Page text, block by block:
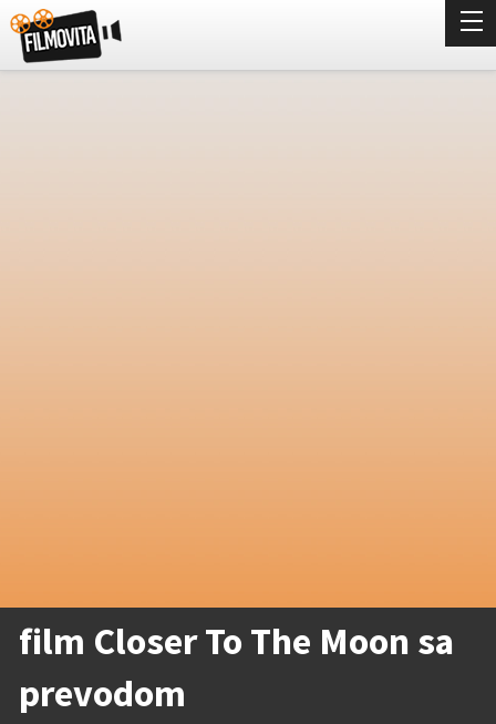
film Closer To The Moon sa
prevodom